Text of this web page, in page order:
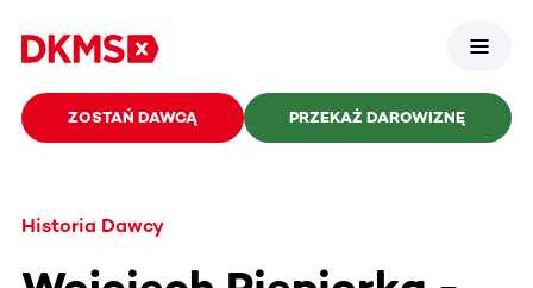
ZOSTAŃ DAWCĄ PRZEKAŻ DAROWIZNĘ
Historia Dawcy